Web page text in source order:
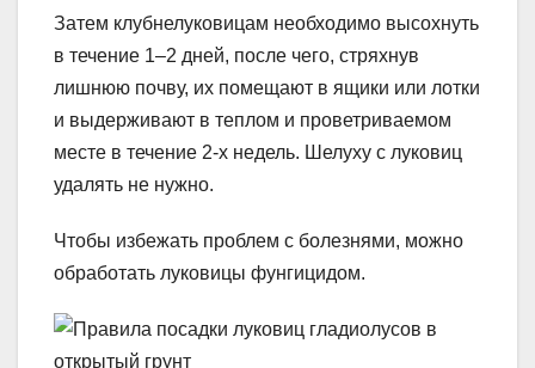
Затем клубнелуковицам необходимо высохнуть
в течение 1–2 дней, после чего, стряхнув
лишнюю почву, их помещают в ящики или лотки
и выдерживают в теплом и проветриваемом
месте в течение 2-х недель. Шелуху с луковиц
удалять не нужно.
Чтобы избежать проблем с болезнями, можно
обработать луковицы фунгицидом.